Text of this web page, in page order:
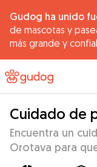
Gudog ha unido
de mascotas y
más grande y
Cuidado de
Encuentra un
Orotava para